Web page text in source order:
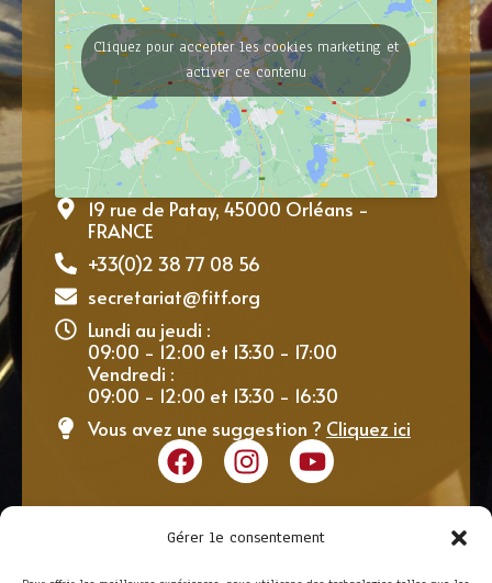
Gérer le consentement
Cliquez pour accepter les cookies marketing et
activer ce contenu
19 rue de Patay, 45000 Orléans -
FRANCE
+33(0)2 38 77 08 56
secretariat@fitf.org
Lundi au jeudi :
09:00 - 12:00 et 13:30 - 17:00
Vendredi :
09:00 - 12:00 et 13:30 - 16:30
Vous avez une suggestion ? Cliquez ici